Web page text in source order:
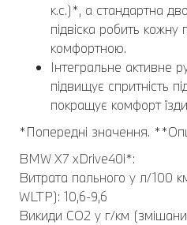
к.с.)*, а стандартна
підвіска робить
комфортною.
Інтегральне активне
підвищує спритність
покращує комфорт
*Попередні значення.
BMW X7 xDrive40i*:
Витрата пального у л/100
WLTP): 10,6-9,6
Викиди CO2 у г/км